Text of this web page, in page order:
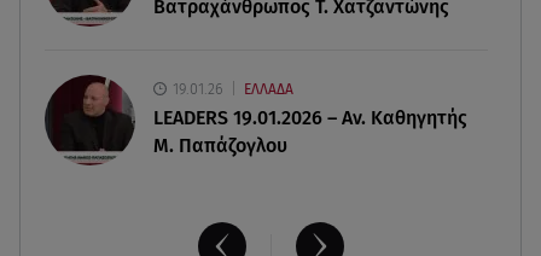
Βατραχάνθρωπος Τ. Χατζαντώνης
19.01.26 ΕΛΛΑΔΑ
LEADERS 19.01.2026 – Αν. Καθηγητής
Μ. Παπάζογλου